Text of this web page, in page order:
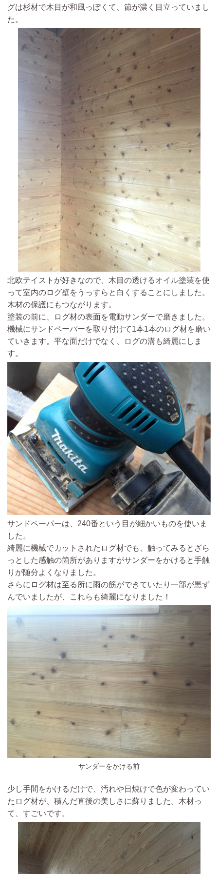
グは杉材で木目が和風っぽくて、節が濃く目立っていまし
た。
北欧テイストが好きなので、木目の透けるオイル塗装を使
って室内のログ壁をうっすらと白くすることにしました。
木材の保護にもつながります。
塗装の前に、ログ材の表面を電動サンダーで磨きました。
機械にサンドペーパーを取り付けて1本1本のログ材を磨い
ていきます。平な面だけでなく、ログの溝も綺麗にしま
す。
サンドペーパーは、240番という目が細かいものを使いま
した。
綺麗に機械でカットされたログ材でも、触ってみるとざら
っとした感触の箇所がありますがサンダーをかけると手触
りが随分よくなりました。
さらにログ材は至る所に雨の筋ができていたり一部が黒ず
んでいましたが、これらも綺麗になりました！
サンダーをかける前
少し手間をかけるだけで、汚れや日焼けで色が変わってい
たログ材が、積んだ直後の美しさに蘇りました。木材っ
て、すごいです。